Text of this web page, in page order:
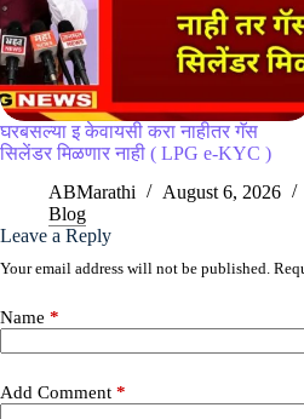
घरबसल्या इ केवायसी करा नाहीतर गॅस
सिलेंडर मिळणार नाही ( LPG e-KYC )
ABMarathi
August 6, 2026
Blog
Leave a Reply
Your email address will not be published.
Name *
Add Comment *